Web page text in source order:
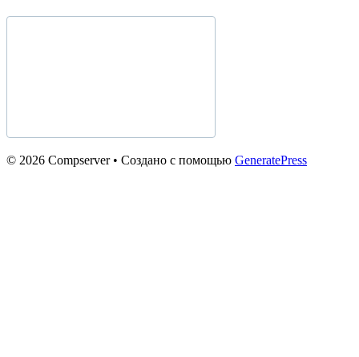
© 2026 Compserver• Создано с помощью GeneratePress